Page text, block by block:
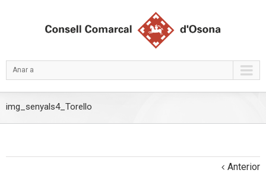
Anar a
img_senyals4_Torello
Anterior